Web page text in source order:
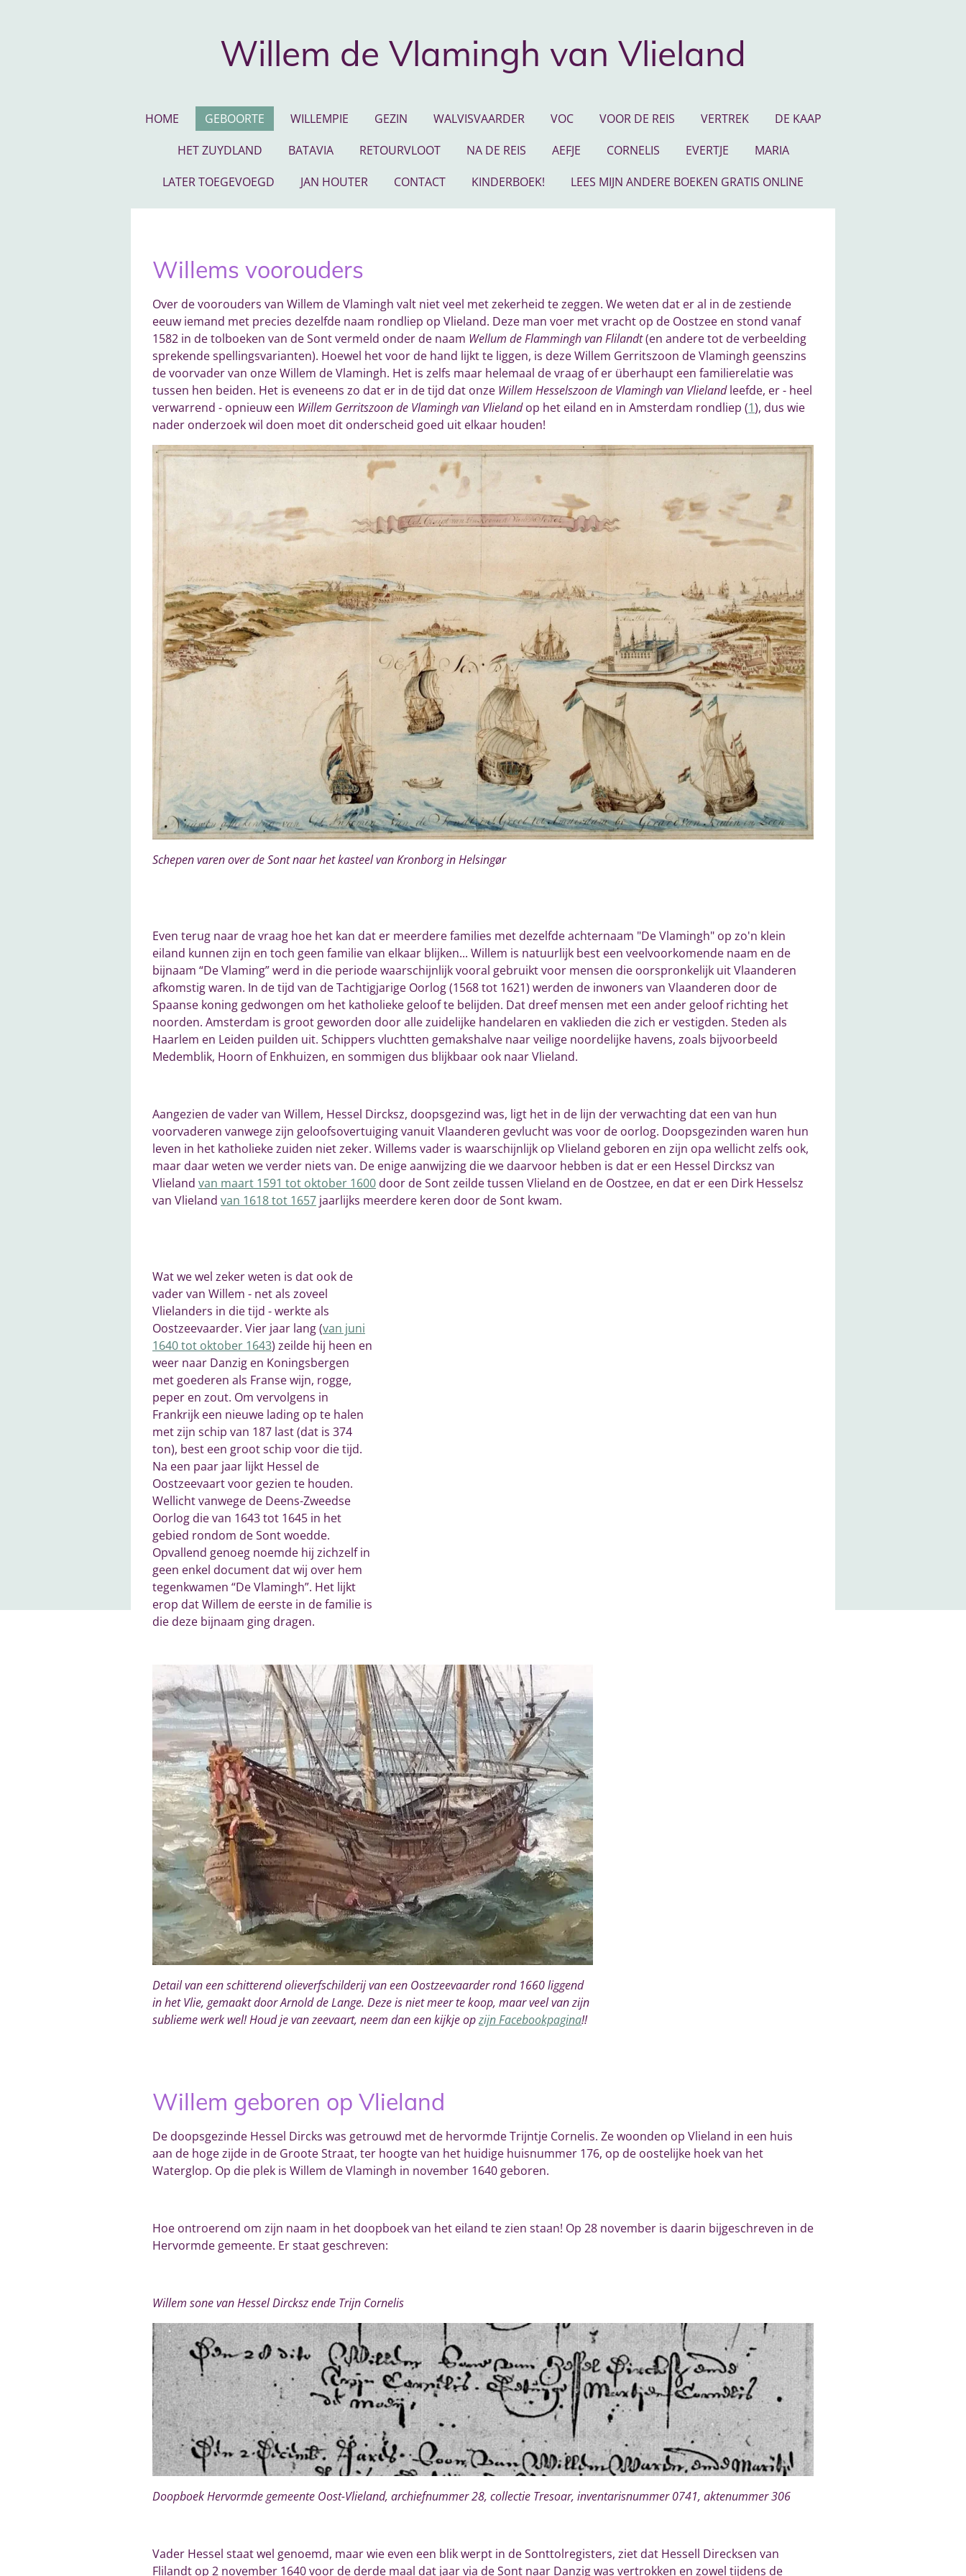
Willem de Vlamingh van Vlieland
HOME GEBOORTE WILLEMPIE GEZIN WALVISVAARDER VOC VOOR DE REIS VERTREK
DE KAAP
HET ZUYDLAND
BATAVIA RETOURVLOOT NA DE REIS AEFJE CORNELIS EVERTJE
MARIA
LATER TOEGEVOEGD
JAN HOUTER CONTACT KINDERBOEK! LEES MIJN ANDERE BOEKEN GRATIS ONLINE
Willems voorouders
Over de voorouders van Willem de Vlamingh valt niet veel met zekerheid te zeggen. We weten dat er al in de zestiende
eeuw iemand met precies dezelfde naam rondliep op Vlieland. Deze man voer met vracht op de Oostzee en stond vanaf
1582 in de tolboeken van de Sont vermeld onder de naam Wellum de Flammingh van Flilandt(en andere tot de verbeelding
sprekende spellingsvarianten). Hoewel het voor de hand lijkt te liggen, is deze Willem Gerritszoon de Vlamingh geenszins
de voorvader van onze Willem de Vlamingh. Het is zelfs maar helemaal de vraag of er überhaupt een familierelatie was
tussen hen beiden. Het is eveneens zo dat er in de tijd dat onze Willem Hesselszoon de Vlamingh van Vlielandleefde, er - heel
verwarrend - opnieuw een Willem Gerritszoon de Vlamingh van Vlielandop het eiland en in Amsterdam rondliep (1), dus wie
nader onderzoek wil doen moet dit onderscheid goed uit elkaar houden!
Schepen varen over de Sont naar het kasteel van Kronborg in Helsingør
Even terug naar de vraag hoe het kan dat er meerdere families met dezelfde achternaam "De Vlamingh" op zo'n klein
eiland kunnen zijn en toch geen familie van elkaar blijken... Willem is natuurlijk best een veelvoorkomende naam en de
bijnaam “De Vlaming” werd in die periode waarschijnlijk vooral gebruikt voor mensen die oorspronkelijk uit Vlaanderen
afkomstig waren. In de tijd van de Tachtigjarige Oorlog (1568 tot 1621) werden de inwoners van Vlaanderen door de
Spaanse koning gedwongen om het katholieke geloof te belijden. Dat dreef mensen met een ander geloof richting het
noorden. Amsterdam is groot geworden door alle zuidelijke handelaren en vaklieden die zich er vestigden. Steden als
Haarlem en Leiden puilden uit. Schippers vluchtten gemakshalve naar veilige noordelijke havens, zoals bijvoorbeeld
Medemblik, Hoorn of Enkhuizen, en sommigen dus blijkbaar ook naar Vlieland.
Aangezien de vader van Willem, Hessel Dircksz, doopsgezind was, ligt het in de lijn der verwachting dat een van hun
voorvaderen vanwege zijn geloofsovertuiging vanuit Vlaanderen gevlucht was voor de oorlog. Doopsgezinden waren hun
leven in het katholieke zuiden niet zeker. Willems vader is waarschijnlijk op Vlieland geboren en zijn opa wellicht zelfs ook,
maar daar weten we verder niets van. De enige aanwijzing die we daarvoor hebben is dat er een Hessel Dircksz van
Vlieland van maart 1591 tot oktober 1600 door de Sont zeilde tussen Vlieland en de Oostzee, en dat er een Dirk Hesselsz
van Vlieland van 1618 tot 1657 jaarlijks meerdere keren door de Sont kwam.
Wat we wel zeker weten is dat ook de
vader van Willem - net als zoveel
Vlielanders in die tijd - werkte als
Oostzeevaarder. Vier jaar lang (van juni
1640 tot oktober 1643) zeilde hij heen en
weer naar Danzig en Koningsbergen
met goederen als Franse wijn, rogge,
peper en zout. Om vervolgens in
Frankrijk een nieuwe lading op te halen
met zijn schip van 187 last (dat is 374
ton), best een groot schip voor die tijd.
Na een paar jaar lijkt Hessel de
Oostzeevaart voor gezien te houden.
Wellicht vanwege de Deens-Zweedse
Oorlog die van 1643 tot 1645 in het
gebied rondom de Sont woedde.
Opvallend genoeg noemde hij zichzelf in
geen enkel document dat wij over hem
tegenkwamen “De Vlamingh”. Het lijkt
erop dat Willem de eerste in de familie is
die deze bijnaam ging dragen.
Detail van een schitterend olieverfschilderij van een Oostzeevaarder rond 1660 liggend
in het Vlie, gemaakt door Arnold de Lange. Deze is niet meer te koop, maar veel van zijn
sublieme werk wel! Houd je van zeevaart, neem dan een kijkje opzijn Facebookpagina!!
Willem geboren op Vlieland
De doopsgezinde Hessel Dircks was getrouwd met de hervormde Trijntje Cornelis. Ze woonden op Vlieland in een huis
aan de hoge zijde in de Groote Straat, ter hoogte van het huidige huisnummer 176, op de oostelijke hoek van het
Waterglop. Op die plek is Willem de Vlamingh in november 1640 geboren.
Hoe ontroerend om zijn naam in het doopboek van het eiland te zien staan! Op 28 november is daarin bijgeschreven in de
Hervormde gemeente. Er staat geschreven:
Willem sone van Hessel Dircksz ende Trijn Cornelis
Doopboek Hervormde gemeente Oost-Vlieland, archiefnummer 28, collectie Tresoar, inventarisnummer 0741, aktenummer 306
Vader Hessel staat wel genoemd, maar wie even een blik werpt in de Sonttolregisters, ziet dat Hessell Direcksen van
Flilandt op 2 november 1640 voor de derde maal dat jaar via de Sont naar Danzig was vertrokken en zowel tijdens de